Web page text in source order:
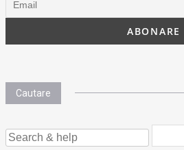
Cautare
SEARCH
FOR: